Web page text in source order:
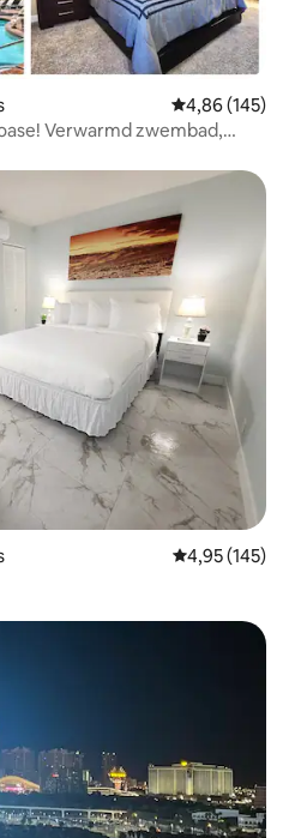
Gemiddelde
4,86 (145)
Verwarmd zwembad,
Gemiddelde
4,95 (145)